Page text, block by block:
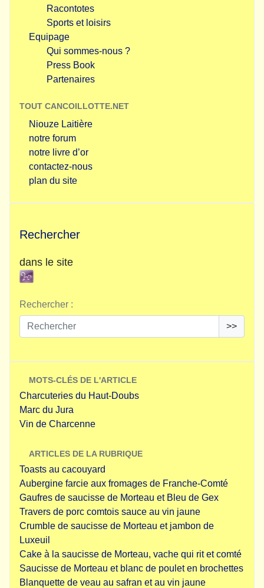
Racontotes
Sports et loisirs
Equipage
Qui sommes-nous ?
Press Book
Partenaires
TOUT CANCOILLOTTE.NET
Niouze Laitière
notre forum
notre livre d’or
contactez-nous
plan du site
Rechercher
dans le site
Rechercher :
>>
MOTS-CLÉS DE L'ARTICLE
Charcuteries du Haut-Doubs
Marc du Jura
Vin de Charcenne
ARTICLES DE LA RUBRIQUE
Toasts au cacouyard
Aubergine farcie aux fromages de Franche-Comté
Gaufres de saucisse de Morteau et Bleu de Gex
Travers de porc comtois sauce au vin jaune
Crumble de saucisse de Morteau et jambon de
Luxeuil
Cake à la saucisse de Morteau, vache qui rit et comté
Saucisse de Morteau et blanc de poulet en brochettes
Blanquette de veau au safran et au vin jaune